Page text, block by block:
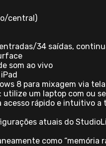
central)
34 saídas,
som ao vivo
8 para mixagem via
um laptop com ou
rápido e intuitivo
atuais do
como “memória